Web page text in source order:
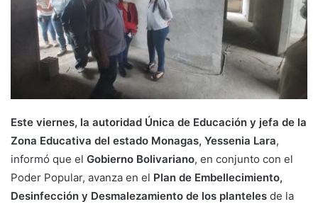
Este viernes, la autoridad Única de Educación y jefa de la
Zona Educativa del estado Monagas, Yessenia Lara,
informó que el Gobierno Bolivariano, en conjunto con el
Poder Popular, avanza en el Plan de Embellecimiento,
Desinfección y Desmalezamiento de los planteles de la